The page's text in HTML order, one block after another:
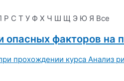
Р С Т У Ф Х Ч Ш Щ Э Ю Я Все
опасных факторов на